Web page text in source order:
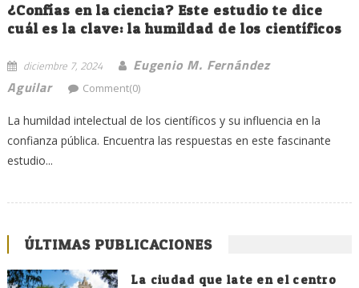
¿Confías en la ciencia? Este estudio te dice
cuál es la clave: la humildad de los científicos
diciembre 7, 2024
Eugenio M. Fernández
Aguilar
Comment(0)
La humildad intelectual de los científicos y su influencia en la
confianza pública. Encuentra las respuestas en este fascinante
estudio...
ÚLTIMAS PUBLICACIONES
La ciudad que late en el centro